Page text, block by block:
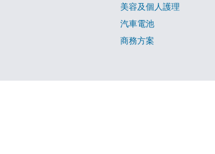
美容及個人護理
汽車電池
商務方案